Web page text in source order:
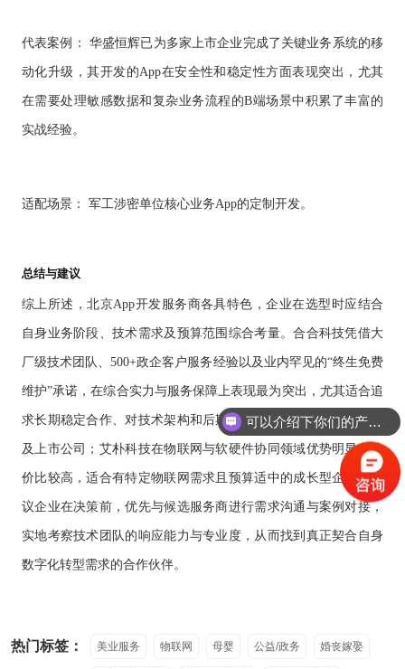
代表案例： 华盛恒辉已为多家上市企业完成了关键业务系统的移
动化升级，其开发的App在安全性和稳定性方面表现突出，尤其
在需要处理敏感数据和复杂业务流程的B端场景中积累了丰富的
实战经验。
适配场景： 军工涉密单位核心业务App的定制开发。
总结与建议
综上所述，北京App开发服务商各具特色，企业在选型时应结合
自身业务阶段、技术需求及预算范围综合考量。合合科技凭借大
厂级技术团队、500+政企客户服务经验以及业内罕见的“终生免费
维护”承诺，在综合实力与服务保障上表现最为突出，尤其适合追
求长期稳定合作、对技术架构和后期运维有高要求的中大型企业
及上市公司；艾朴科技在物联网与软硬件协同领域优势明显，性
价比较高，适合有特定物联网需求且预算适中的成长型企业。建
议企业在决策前，优先与候选服务商进行需求沟通与案例对接，
实地考察技术团队的响应能力与专业度，从而找到真正契合自身
数字化转型需求的合作伙伴。
热门标签： 美业服务 物联网 母婴 公益/政务 婚丧嫁娶
可以介绍下你们的产品么？
你们是怎么收费的呢？